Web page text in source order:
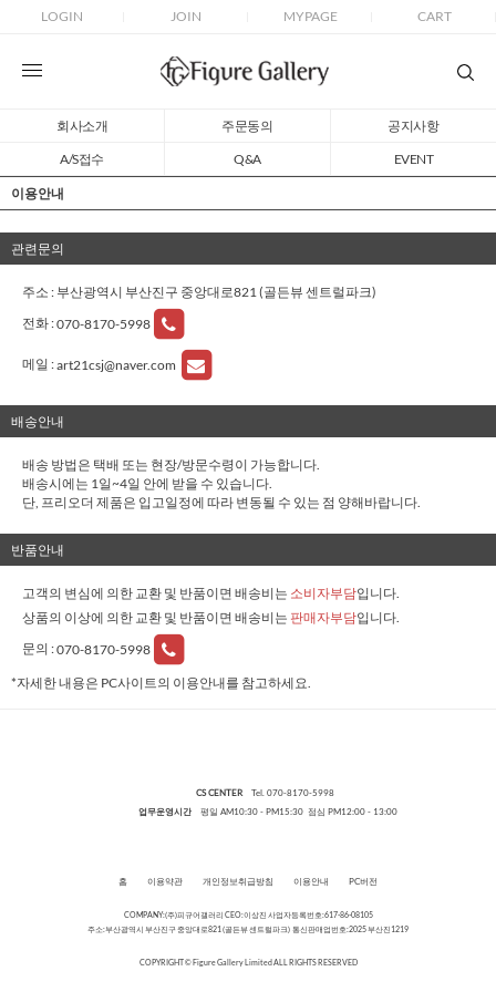
LOGIN JOIN MYPAGE CART
회사소개 주문동의
공지사항
A/S접수
Q&A EVENT
이용안내
관련문의
주소 : 부산광역시 부산진구 중앙대로821 (골든뷰 센트럴파크)
전화 :070-8170-5998
메일 :art21csj@naver.com
배송안내
배송 방법은 택배 또는 현장/방문수령이 가능합니다.
배송시에는 1일~4일 안에 받을 수 있습니다.
단, 프리오더 제품은 입고일정에 따라 변동될 수 있는 점 양해바랍니다.
반품안내
고객의 변심에 의한 교환 및 반품이면 배송비는 소비자부담입니다.
상품의 이상에 의한 교환 및 반품이면 배송비는 판매자부담입니다.
문의 :070-8170-5998
*자세한 내용은 PC사이트의 이용안내를 참고하세요.
CS CENTERTel. 070-8170-5998
업무운영시간평일 AM10:30 - PM15:30 점심 PM12:00 - 13:00
홈 이용약관 개인정보취급방침 이용안내 PC버전
COMPANY:(주)피규어갤러리 CEO:이상진 사업자등록번호:617-86-08105
주소:부산광역시 부산진구 중앙대로821 (골든뷰 센트럴파크) 통신판매업번호:2025 부산진1219
COPYRIGHT © Figure Gallery Limited ALL RIGHTS RESERVED